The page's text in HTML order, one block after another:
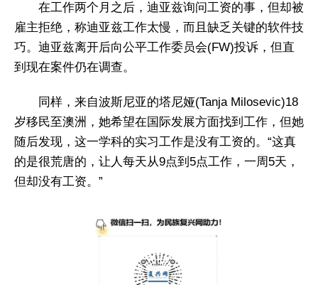
在工作两个月之后，迪亚兹询问工资的事，但却被
雇主拒绝，称迪亚兹工作太慢，而且缺乏关键的软件技
巧。迪亚兹离开后向公平工作委员会(FW)投诉，但直
到现在案件仍在调查。
同样，来自波斯尼亚的塔尼娅(Tanja Milosevic)18
岁移民至澳洲，她希望在国际发展方面找到工作，但她
随后发现，这一学科的实习工作是没有工资的。“这真
的是很荒唐的，让人每天从9点到5点工作，一周5天，
但却没有工资。”